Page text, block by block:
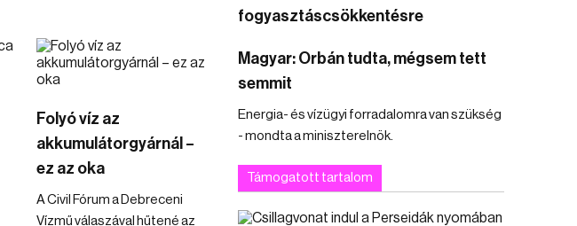
Folyó víz az
akkumulátorgyárnál –
ez az oka
A Civil Fórum a Debreceni
Vízmű válaszával hűtené az
fogyasztáscsökkentésre
Magyar: Orbán tudta, mégsem tett
semmit
Energia- és vízügyi forradalomra van szükség
- mondta a miniszterelnök.
Támogatott tartalom